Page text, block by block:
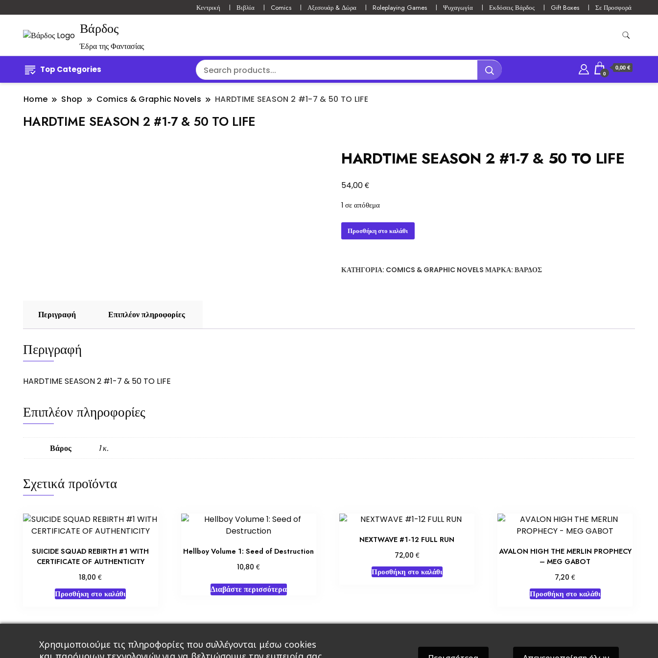
Κεντρική Βιβλία Comics Αξεσουάρ & Δώρα Roleplaying Games Ψυχαγωγία Εκδόσεις Βάρδος Gift Boxes Σε Προσφορά
Βάρδος
Έδρα της Φαντασίας
Top Categories 0
0,00 €
Home Shop Comics & Graphic Novels HARDTIME SEASON 2 #1-7 & 50 TO LIFE
HARDTIME SEASON 2 #1-7 & 50 TO LIFE
HARDTIME SEASON 2 #1-7 & 50 TO LIFE
54,00€
1 σε απόθεμα
HARDTIME
SEASON
7
Προσθήκη στο καλάθι
ΚΑΤΗΓΟΡΊΑ: COMICS & GRAPHIC NOVELS ΜΆΡΚΑ: ΒΆΡΔΟΣ
Περιγραφή Επιπλέον πληροφορίες
Περιγραφή
HARDTIME SEASON 2 #1-7 & 50 TO LIFE
Επιπλέον πληροφορίες
Βάρος 1 κ.
Σχετικά προϊόντα
SUICIDE SQUAD REBIRTH #1 WITH
CERTIFICATE OF AUTHENTICITY
18,00€
Προσθήκη στο καλάθι
Hellboy Volume 1: Seed of Destruction
10,80€
Διαβάστε περισσότερα
NEXTWAVE #1-12 FULL RUN
72,00 €
Προσθήκη στο καλάθι
AVALON HIGH THE MERLIN PROPHECY
– MEG GABOT
7,20€
Προσθήκη στο καλάθι
Κεντρική Βιβλία Comics Αξεσουάρ & Δώρα Roleplaying Games Εκδόσεις Βάρδος Gift Boxes Σε Προσφορά
Χρησιμοποιούμε τις πληροφορίες που συλλέγονται μέσω cookies